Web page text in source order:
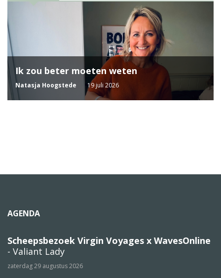
Ik zou beter moeten weten
Natasja Hoogstede 19 juli 2026
AGENDA
Scheepsbezoek Virgin Voyages x WavesOnline
- Valiant Lady
zaterdag 29 augustus 2026